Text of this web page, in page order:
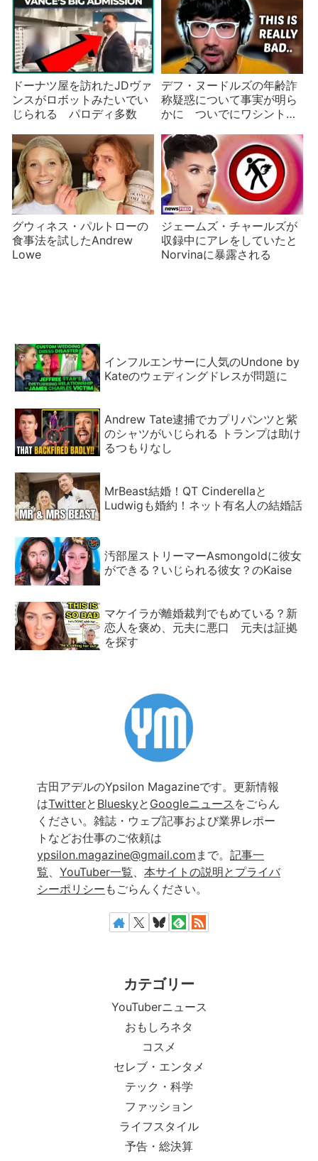
ドーナツ屋を訪れたJDヴァ
ンスがロボットみたいでい
じられる パロディ多数
デフ・ヌードルズの年齢詐
称疑惑について事実が明ら
かに ついでにワシントン
グウィネス・パルトローの
食事法を試したAndrew
Lowe
ジェームズ・チャールズが
収録中にアレをしていたと
Norvinaに暴露される
インフルエンサーに人気のUndone by
Kateのウェディングドレスが問題に
Andrew Tate逮捕でカプリパンツと紫
のシャツがいじられる トランプは助け
るつもりなし
MrBeast結婚！QT Cinderellaと
Ludwigも婚約！ネット有名人の結婚話
汚部屋ストリーマーAsmongoldに彼女
ができる？いじられる彼女？のKaise
マケイラが離婚裁判でもめている？新
恋人を褒め、元夫に悪口 元夫は証拠
を探す
古田アデルのYpsilon Magazineです。更新情報
はTwitterと Blueskyと Googleニュース をごらん
ください。雑誌・ウェブ記事および業界レポー
トなどお仕事のご依頼は
ypsilon.magazine@gmail.com まで。 記事一
覧、 YouTuber一覧、 本サイトの説明とプライバ
シーポリシー もごらんください。
カテゴリー
YouTuberニュース
おもしろネタ
コスメ
セレブ・エンタメ
テック・科学
ファッション
ライフスタイル
予告・総決算